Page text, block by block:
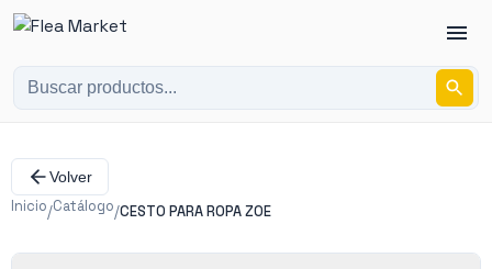
Volver
Inicio/Catálogo/CESTO PARA ROPA ZOE